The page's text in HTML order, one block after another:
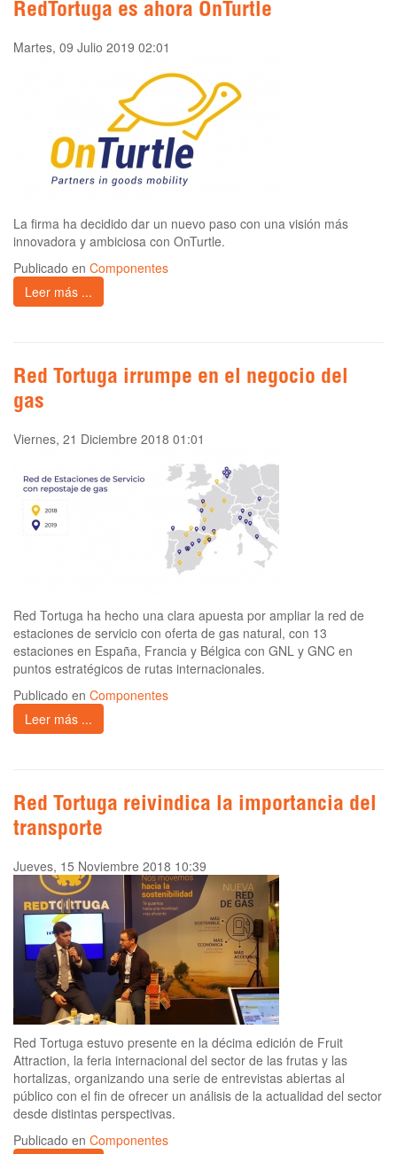
RedTortuga es ahora OnTurtle
Martes, 09 Julio 2019 02:01
La firma ha decidido dar un nuevo paso con una visión más
innovadora y ambiciosa con OnTurtle.
Publicado en Componentes
Leer más ...
Red Tortuga irrumpe en el negocio del
gas
Viernes, 21 Diciembre 2018 01:01
Red Tortuga ha hecho una clara apuesta por ampliar la red de
estaciones de servicio con oferta de gas natural, con 13
estaciones en España, Francia y Bélgica con GNL y GNC en
puntos estratégicos de rutas internacionales.
Publicado en Componentes
Leer más ...
Red Tortuga reivindica la importancia del
transporte
Jueves, 15 Noviembre 2018 10:39
Red Tortuga estuvo presente en la décima edición de Fruit
Attraction, la feria internacional del sector de las frutas y las
hortalizas, organizando una serie de entrevistas abiertas al
público con el fin de ofrecer un análisis de la actualidad del sector
desde distintas perspectivas.
Publicado en Componentes